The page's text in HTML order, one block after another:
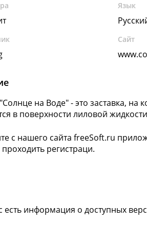
Язык
Сайт
на Воде" - это заставка,
в поверхности лиловой
с нашего сайта freeSoft.ru
регистраци.
есть информация о доступных